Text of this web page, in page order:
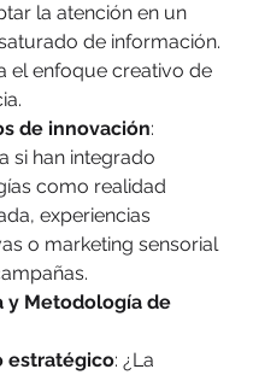
la atención en un
de información.
el enfoque creativo de
de innovación:
si han integrado
como realidad
experiencias
o marketing sensorial
y Metodología de
estratégico: ¿La